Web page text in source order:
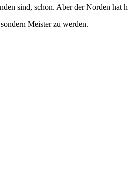
sind, schon. Aber der Norden hat
Meister zu werden.